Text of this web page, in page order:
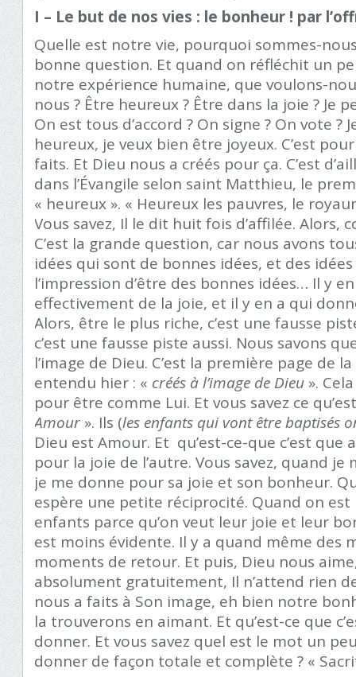
I – Le but de nos vies : le bonheur ! par
Quelle est notre vie, pourquoi sommes-
bonne question. Et quand on réfléchit un
notre expérience humaine, que voulons-
nous ? Être heureux ? Être dans la joie ? Je
On est tous d’accord ? On signe ? On vote ?
heureux, je veux bien être joyeux. C’est
faits. Et Dieu nous a créés pour ça. C’est
dans l’Évangile selon saint Matthieu, le
« heureux ». « Heureux les pauvres, le
Vous savez, Il le dit huit fois d’affilée. Alors,
C’est la grande question, car nous avons
idées qui sont de bonnes idées, et des
l’impression d’être des bonnes idées… Il y
effectivement de la joie, et il y en a qui
Alors, être le plus riche, c’est une fausse
c’est une fausse piste aussi. Nous savons
l’image de Dieu. C’est la première page de
entendu hier : « créés à l’image de Dieu ».
pour être comme Lui. Et vous savez ce
Amour ». Ils (les enfants qui vont être baptisés
Dieu est Amour. Et qu’est-ce-que c’est que
pour la joie de l’autre. Vous savez, quand je
je me donne pour sa joie et son bonheur.
espère une petite réciprocité. Quand on
enfants parce qu’on veut leur joie et leur
est moins évidente. Il y a quand même des
moments de retour. Et puis, Dieu nous
absolument gratuitement, Il n’attend rien
nous a faits à Son image, eh bien notre
la trouverons en aimant. Et qu’est-ce que
donner. Et vous savez quel est le mot un
donner de façon totale et complète ? «